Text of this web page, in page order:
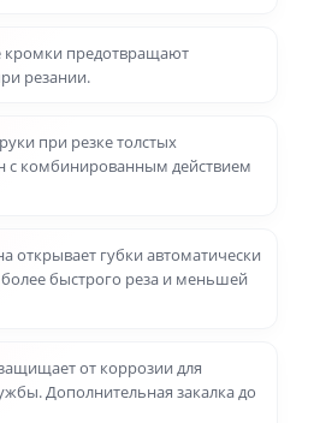
предотвращают
резании.
при резке толстых
с комбинированным действием
открывает губки автоматически
быстрого реза и меньшей
от коррозии для
Дополнительная закалка до